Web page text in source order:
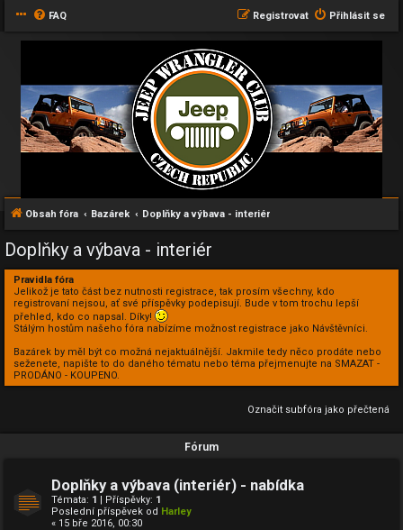
FAQ Přihlásit se
Registrovat
Obsah fóra Bazárek Doplňky a výbava - interiér
Doplňky a výbava - interiér
Pravidla fóra
Jelikož je tato část bez nutnosti registrace, tak prosím všechny, kdo
registrovaní nejsou, ať své příspěvky podepisují. Bude v tom trochu lepší
přehled, kdo co napsal. Díky!
Stálým hostům našeho fóra nabízíme možnost registrace jako Návštěvníci.
Bazárek by měl být co možná nejaktuálnější. Jakmile tedy něco prodáte nebo
seženete, napište to do daného tématu nebo téma přejmenujte na SMAZAT -
PRODÁNO - KOUPENO.
Označit subfóra jako přečtená
Fórum
Doplňky a výbava (interiér) - nabídka
Témata: 1 | Příspěvky: 1
Poslední příspěvek od Harley
« 15 bře 2016, 00:30